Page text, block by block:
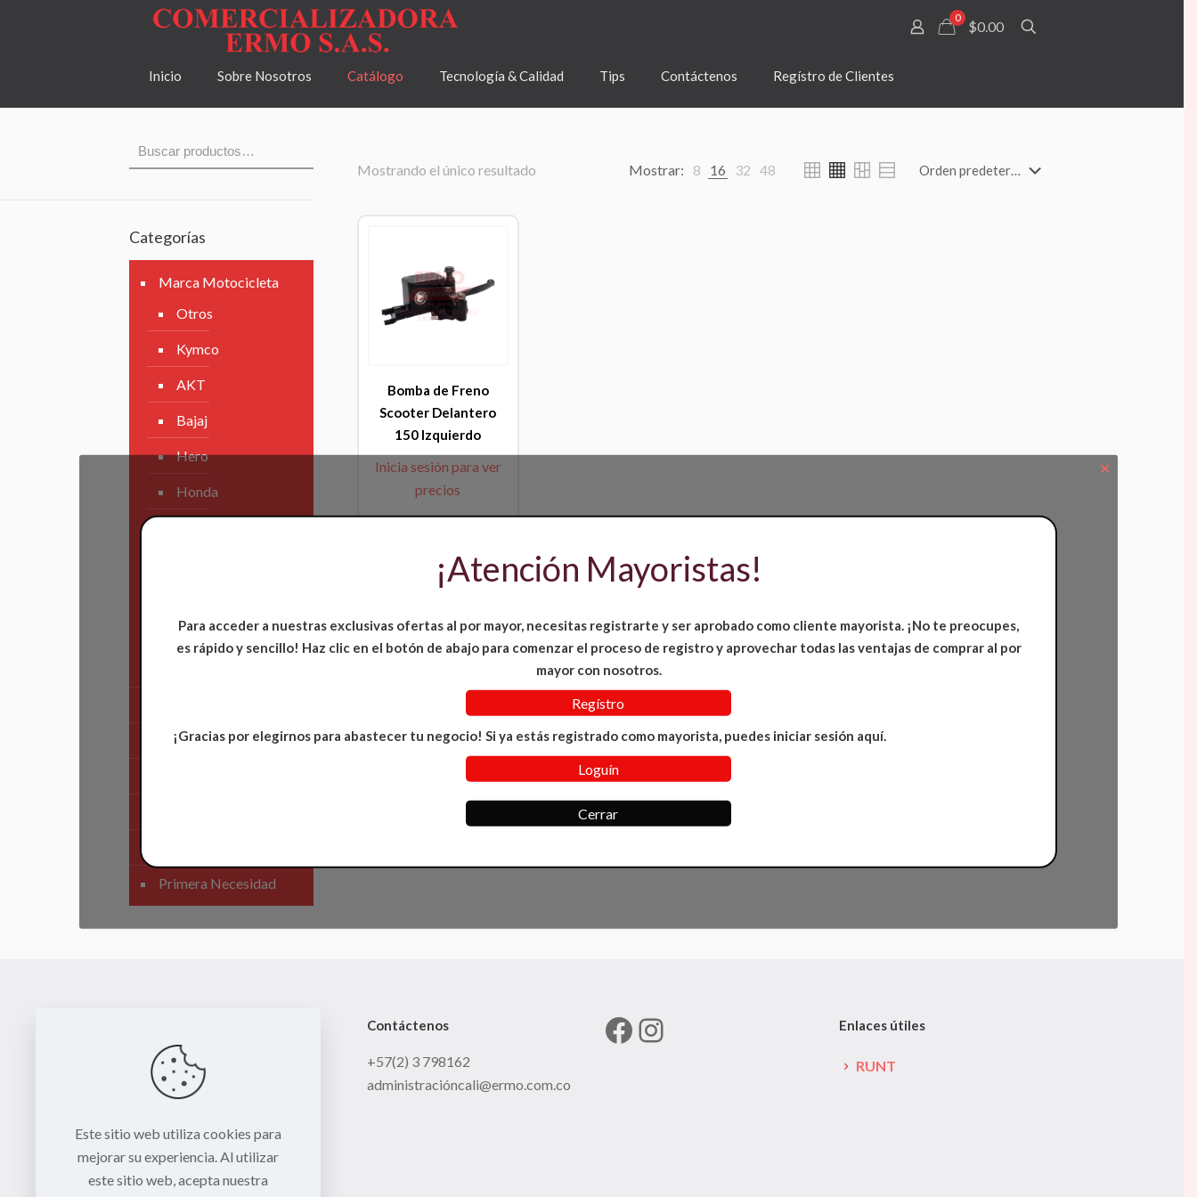
0
$0.00
Inicio Sobre Nosotros Catálogo Tecnología & Calidad Tips Contáctenos Regístro de Clientes
Mostrando el único resultado Mostrar: 8 16 32 48
Bomba de Freno
Scooter Delantero
150 Izquierdo
Inicia sesión para ver
precios
Categorías
Marca Motocicleta
Otros
Kymco
AKT
Bajaj
Hero
Honda
TVS
Partes de Motor
Primera Necesidad
Contáctenos
+57(2) 3 798162
administracióncali@ermo.com.co
Facebook
Instagram Enlaces útiles
RUNT
✕
¡Atención Mayoristas!
Para acceder a nuestras exclusivas ofertas al por mayor, necesitas registrarte y ser aprobado como cliente mayorista. ¡No te preocupes,
es rápido y sencillo! Haz clic en el botón de abajo para comenzar el proceso de registro y aprovechar todas las ventajas de comprar al por
mayor con nosotros.
Regístro
¡Gracias por elegirnos para abastecer tu negocio! Si ya estás registrado como mayorista, puedes iniciar sesión aquí.
Loguín
Cerrar
Este sitio web utiliza cookies para
mejorar su experiencia. Al utilizar
este sitio web, acepta nuestra